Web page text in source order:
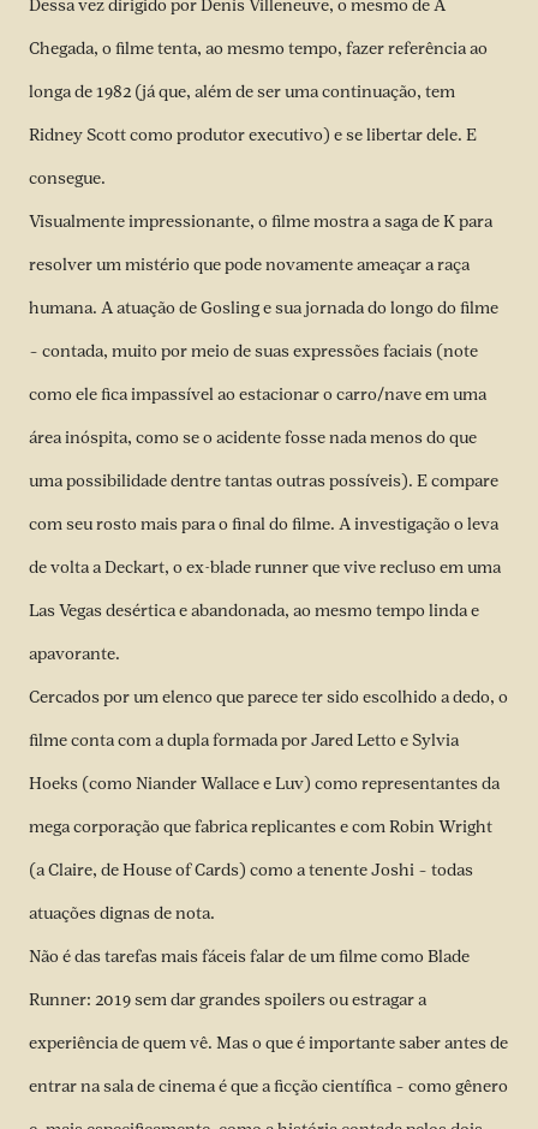
Dessa vez dirigido por Denis Villeneuve, o mesmo de A
Chegada, o filme tenta, ao mesmo tempo, fazer referência ao
longa de 1982 (já que, além de ser uma continuação, tem
Ridney Scott como produtor executivo) e se libertar dele. E
consegue.
Visualmente impressionante, o filme mostra a saga de K para
resolver um mistério que pode novamente ameaçar a raça
humana. A atuação de Gosling e sua jornada do longo do filme
– contada, muito por meio de suas expressões faciais (note
como ele fica impassível ao estacionar o carro/nave em uma
área inóspita, como se o acidente fosse nada menos do que
uma possibilidade dentre tantas outras possíveis). E compare
com seu rosto mais para o final do filme. A investigação o leva
de volta a Deckart, o ex-blade runner que vive recluso em uma
Las Vegas desértica e abandonada, ao mesmo tempo linda e
apavorante.
Cercados por um elenco que parece ter sido escolhido a dedo, o
filme conta com a dupla formada por Jared Letto e Sylvia
Hoeks (como Niander Wallace e Luv) como representantes da
mega corporação que fabrica replicantes e com Robin Wright
(a Claire, de House of Cards) como a tenente Joshi – todas
atuações dignas de nota.
Não é das tarefas mais fáceis falar de um filme como Blade
Runner: 2019 sem dar grandes spoilers ou estragar a
experiência de quem vê. Mas o que é importante saber antes de
entrar na sala de cinema é que a ficção científica – como gênero